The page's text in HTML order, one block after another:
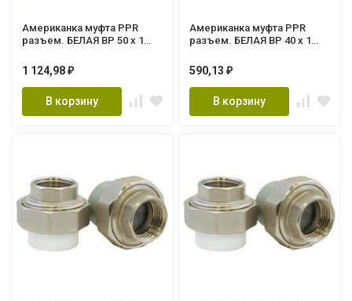
Американка муфта PPR
разъем. БЕЛАЯ ВР 50 х 1
1 124,98 ₽
В корзину
Американка муфта PPR
разъем. БЕЛАЯ ВР 40 х 1
590,13 ₽
В корзину